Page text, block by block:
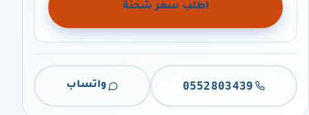
اطلب سعر شحنة
0552803439 واتساب